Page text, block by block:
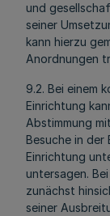
und
seiner
kann hierzu
Anordnungen
9.2. Bei einem
Einrichtung
Abstimmung
Besuche in der
Einrichtung
untersagen.
zunächst
seiner